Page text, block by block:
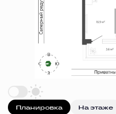
Планировка На этаже